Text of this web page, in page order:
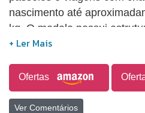
nascimento até
kg. O modelo possui
facilita a condução e
dimensões aproximadas
de largura e 92 cm de
montado. Seu design é
Ofertas
Ver Comentários